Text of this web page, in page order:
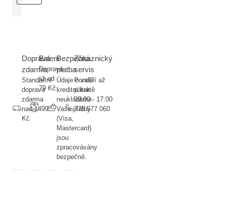
Doprava
zdarma
Standartní
doprava
zdarma
nad 1499
Kč
Balení
Doprava
již od
79 Kč
Bezpečná
platba
Údaje o vaší
kreditní kartě
neukládáme.
Vaše platby
(Visa,
Mastercard)
jsou
zpracovávány
bezpečně.
Zákaznický
servis
Pondělí až
pátek
09:00 - 17:00
775 577 060